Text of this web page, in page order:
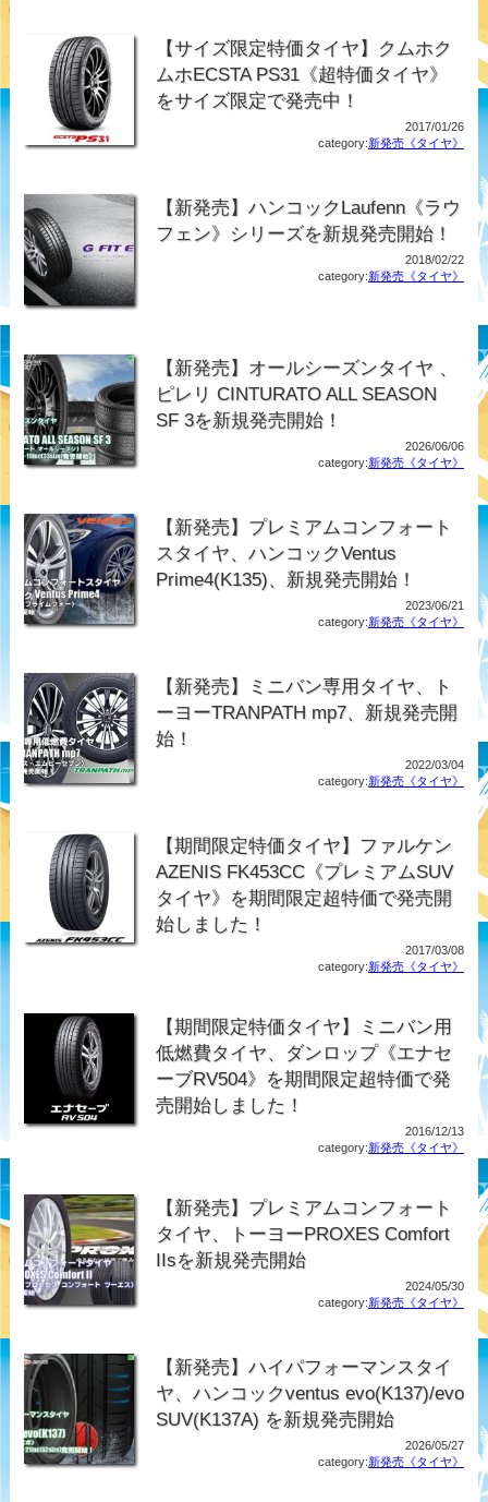
【サイズ限定特価タイヤ】クムホク
ムホECSTA PS31《超特価タイヤ》
をサイズ限定で発売中！
2017/01/26
category:新発売《タイヤ》
【新発売】ハンコックLaufenn《ラウ
フェン》シリーズを新規発売開始！
2018/02/22
category:新発売《タイヤ》
【新発売】オールシーズンタイヤ 、
ピレリ CINTURATO ALL SEASON
SF 3を新規発売開始！
2026/06/06
category:新発売《タイヤ》
【新発売】プレミアムコンフォート
スタイヤ、ハンコックVentus
Prime4(K135)、新規発売開始！
2023/06/21
category:新発売《タイヤ》
【新発売】ミニバン専用タイヤ、ト
ーヨーTRANPATH mp7、新規発売開
始！
2022/03/04
category:新発売《タイヤ》
【期間限定特価タイヤ】ファルケン
AZENIS FK453CC《プレミアムSUV
タイヤ》を期間限定超特価で発売開
始しました！
2017/03/08
category:新発売《タイヤ》
【期間限定特価タイヤ】ミニバン用
低燃費タイヤ、ダンロップ《エナセ
ーブRV504》を期間限定超特価で発
売開始しました！
2016/12/13
category:新発売《タイヤ》
【新発売】プレミアムコンフォート
タイヤ、トーヨーPROXES Comfort
IIsを新規発売開始
2024/05/30
category:新発売《タイヤ》
【新発売】ハイパフォーマンスタイ
ヤ、ハンコックventus evo(K137)/evo
SUV(K137A) を新規発売開始
2026/05/27
category:新発売《タイヤ》